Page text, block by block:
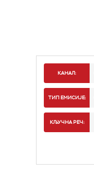
КАНАЛ:
ТИП ЕМИСИЈЕ:
КЉУЧНА РЕЧ: